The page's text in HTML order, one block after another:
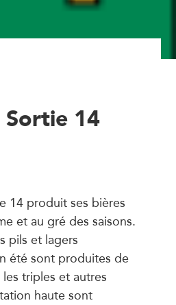
14
14 produit ses bières
et au gré des saisons.
pils et lagers
été sont produites de
triples et autres
haute sont